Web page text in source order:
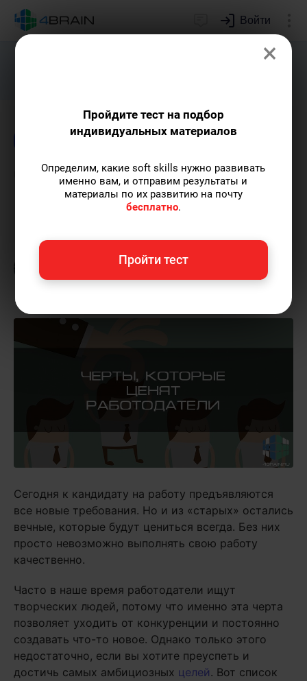
Войти
Подарим индивидуальный план
Лидерство и отношения
Черты, которые ценят
работодатели
Григорий Кшеминский
Пишу статьи по теме «Лидерство и
отношения»и не только.
Сегодня к кандидату на работу предъявляются
все новые требования. Но и из «старых» остались
вечные, которые будут цениться всегда. Без них
просто невозможно выполнять свою работу
качественно.
Часто в наше время работодатели ищут
творческих людей, потому что именно эта черта
позволяет уходить от конкуренции и постоянно
создавать что-то новое. Однако только этого
недостаточно, если вы хотите преуспеть и
достичь самых амбициозных целей. Вот список
×
Пройдите тест на подбор
индивидуальных материалов
Определим, какие soft skills нужно развивать
именно вам, и отправим результаты и
материалы по их развитию на почту
бесплатно.
Пройти тест